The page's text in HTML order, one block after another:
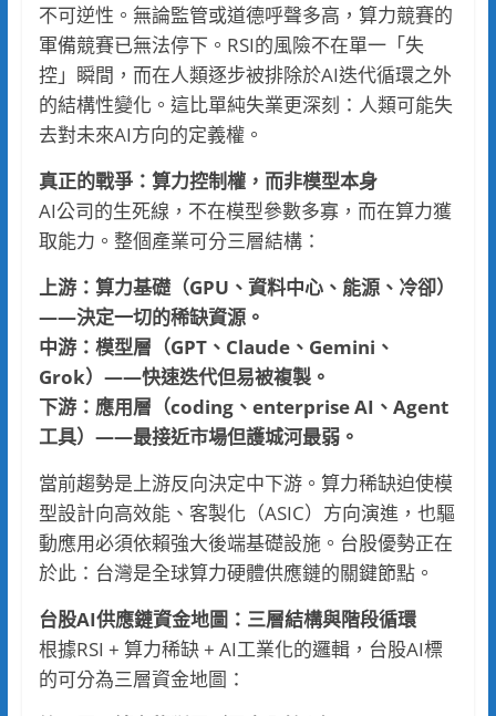
不可逆性。無論監管或道德呼聲多高，算力競賽的
軍備競賽已無法停下。RSI的風險不在單一「失
控」瞬間，而在人類逐步被排除於AI迭代循環之外
的結構性變化。這比單純失業更深刻：人類可能失
去對未來AI方向的定義權。
真正的戰爭：算力控制權，而非模型本身
AI公司的生死線，不在模型參數多寡，而在算力獲
取能力。整個產業可分三層結構：
上游：算力基礎（GPU、資料中心、能源、冷卻）
——決定一切的稀缺資源。
中游：模型層（GPT、Claude、Gemini、
Grok）——快速迭代但易被複製。
下游：應用層（coding、enterprise AI、Agent
工具）——最接近市場但護城河最弱。
當前趨勢是上游反向決定中下游。算力稀缺迫使模
型設計向高效能、客製化（ASIC）方向演進，也驅
動應用必須依賴強大後端基礎設施。台股優勢正在
於此：台灣是全球算力硬體供應鏈的關鍵節點。
台股AI供應鏈資金地圖：三層結構與階段循環
根據RSI + 算力稀缺 + AI工業化的邏輯，台股AI標
的可分為三層資金地圖：